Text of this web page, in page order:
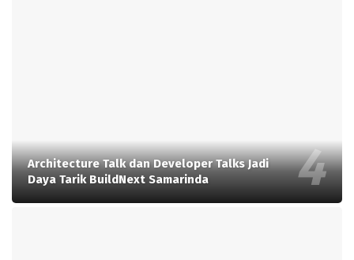
Architecture Talk dan Developer Talks Jadi
Daya Tarik BuildNext Samarinda